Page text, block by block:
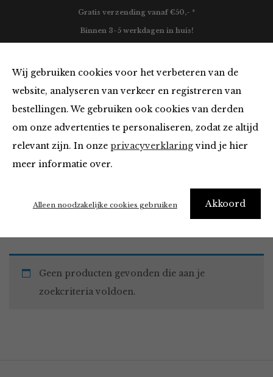
Wij gebruiken cookies voor het verbeteren van de
website, analyseren van verkeer en registreren van
bestellingen. We gebruiken ook cookies van derden
om onze advertenties te personaliseren, zodat ze altijd
relevant zijn. In onze privacyverklaringvind je hier
meer informatie over.
Akkoord
Alleen noodzakelijke cookies gebruiken
Gratis verzending vanaf €50,- *
Binnen 3-5 werkdagen in huis!
Must Haves
Home Winkel Accessoires Must Haves
Geen producten gevonden die aan je
zoekcriteria voldoen.